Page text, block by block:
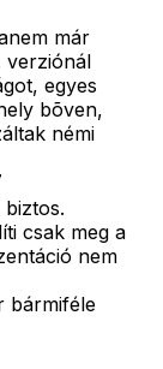
már
verziónál
egyes
bõven,
némi
csak meg a
nem
bármiféle